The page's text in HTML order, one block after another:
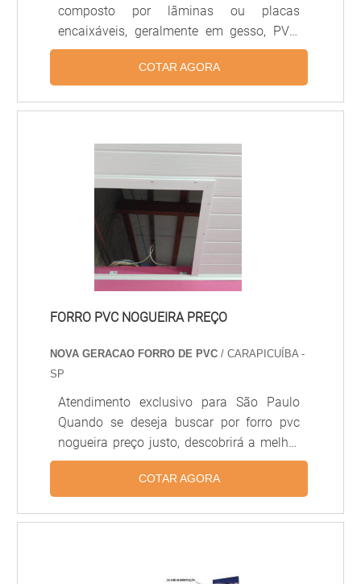
composto por lâminas ou placas
encaixáveis, geralmente em gesso, PVC,
alumínio ou fibra mineral, projetado para
facilitar a instalação, manutenção e
Proporciona acústica controlada,
sistemas de iluminação e climatização,
sendo amplamente usado em escritórios,
hospitais, lojas e ambientes comerciais.
COTAR AGORA
FORRO PVC NOGUEIRA PREÇO
NOVA GERACAO FORRO DE PVC / CARAPICUÍBA -
SP
Atendimento exclusivo para São Paulo
Quando se deseja buscar por forro pvc
nogueira preço justo, descobrirá a melhor
empresa do segmento. Solicitando um
orçamento por meio da própria empresa e
justo em um só lugar. MAIS DETALHES
COTAR AGORA